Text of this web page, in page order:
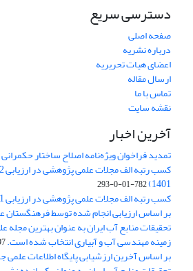
دسترسی سریع
صفحه اصلی
درباره نشریه
اعضای هیات تحریریه
ارسال مقاله
تماس با ما
نقشه سایت
آخرین اخبار
تمدید فراخوان ویژه‌نامه اصلاح ساختار
1401)
782-01-0-293
کسب رتبه الف مجلات علمی پژوهشی در ارزیابی 1401
تحقیقات منابع آب ایران به عنوان بهترین
زمینه مهندسی آب و آبیاری انتخاب شده است.
بر اساس آخرین ارزشیابی پایگاه اطلاعات علمی